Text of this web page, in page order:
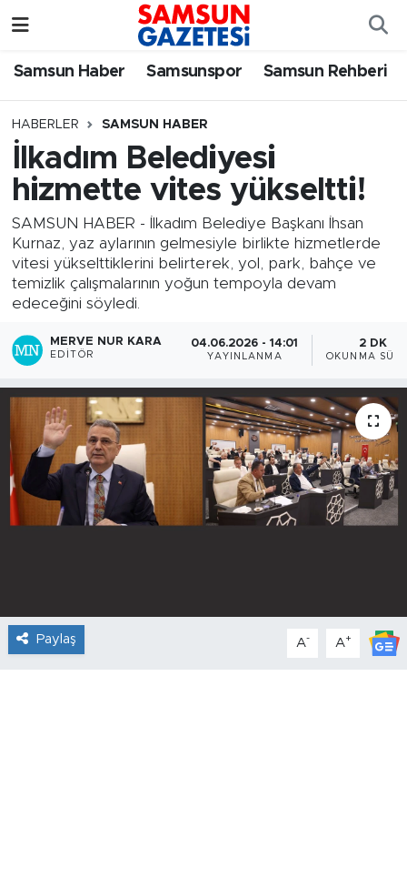
Samsun Haber Samsunspor Samsun Rehberi
HABERLER SAMSUN HABER
İlkadım Belediyesi
hizmette vites yükseltti!
SAMSUN HABER - İlkadım Belediye Başkanı İhsan
Kurnaz, yaz aylarının gelmesiyle birlikte hizmetlerde
vitesi yükselttiklerini belirterek, yol, park, bahçe ve
temizlik çalışmalarının yoğun tempoyla devam
edeceğini söyledi.
MERVE NUR KARA
EDITÖR
04.06.2026 - 14:01
YAYINLANMA
2 DK
OKUNMA
Paylaş A- A+
Samsun Haber
Samsun Rehberi
Samsun Nöbetçi Eczaneler
SAMSUN Namaz Vakitleri
Samsun Trafik Yoğunluk Haritası
Süper Lig Puan Durumu ve Fikstür
Tüm Manşetler
Son Dakika Haberleri
Haber Arşivi